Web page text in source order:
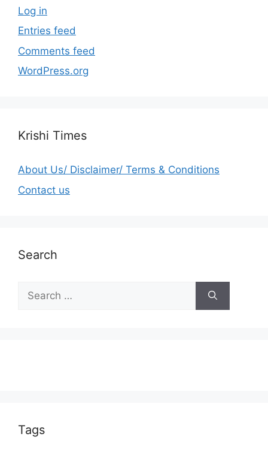
Log in
Entries feed
Comments feed
WordPress.org
Krishi Times
About Us/ Disclaimer/ Terms & Conditions
Contact us
Search
Tags